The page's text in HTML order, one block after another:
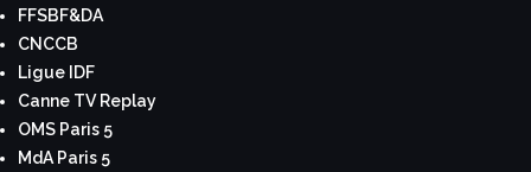
FFSBF&DA
CNCCB
Ligue IDF
Canne TV Replay
OMS Paris 5
MdA Paris 5